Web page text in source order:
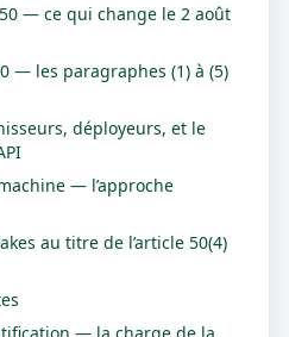
— ce qui change le 2 août
— les paragraphes (1) à (5)
déployeurs, et le
— l’approche
au titre de l’article 50(4)